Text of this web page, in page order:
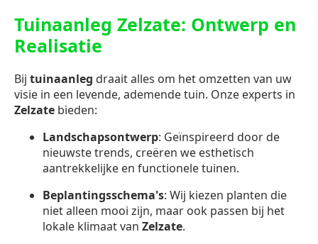
Tuinaanleg Zelzate: Ontwerp en
Realisatie
Bij tuinaanleg draait alles om het omzetten van uw
visie in een levende, ademende tuin. Onze experts in
Zelzate bieden:
Landschapsontwerp: Geïnspireerd door de
nieuwste trends, creëren we esthetisch
aantrekkelijke en functionele tuinen.
Beplantingsschema's: Wij kiezen planten die
niet alleen mooi zijn, maar ook passen bij het
lokale klimaat van Zelzate.